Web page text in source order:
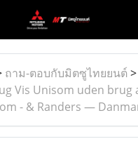
ถาม-ตอบกับมิตซูไทยยนต์ >
Vis Unisom uden brug
- & Randers —